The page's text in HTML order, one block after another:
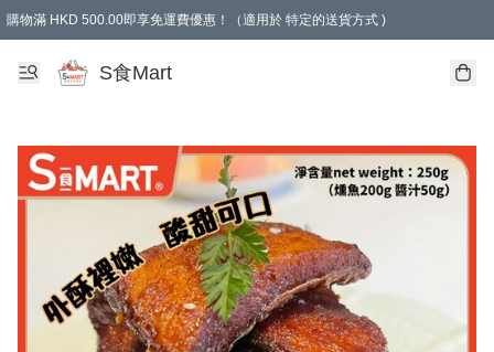
購物滿 HKD 500.00即享免運費優惠！（適用於 特定的送貨方式 )
S食Mart